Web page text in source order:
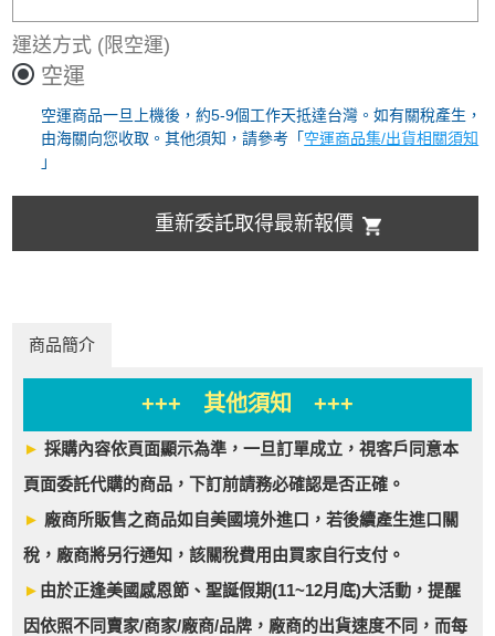
運送方式 (限空運)
空運
空運商品一旦上機後，約5-9個工作天抵達台灣。如有關稅產生，
由海關向您收取。其他須知，請參考「 空運商品集/出貨相關須知
」
重新委託取得最新報價
商品簡介
+++ 其他須知 +++
►採購內容依頁面顯示為準，一旦訂單成立，視客戶同意本
頁面委託代購的商品，下訂前請務必確認是否正確。
► 廠商所販售之商品如自美國境外進口，若後續產生進口關
稅，廠商將另行通知，該關稅費用由買家自行支付。
► 由於正逢美國感恩節、聖誕假期(11~12月底)大活動，提醒
因依照不同賣家/商家/廠商/品牌，廠商的出貨速度不同，而每